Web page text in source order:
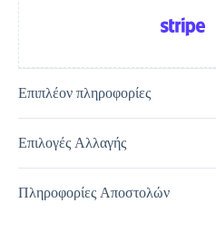
Επιπλέον πληροφορίες
Επιλογές Αλλαγής
Πληροφορίες Αποστολών